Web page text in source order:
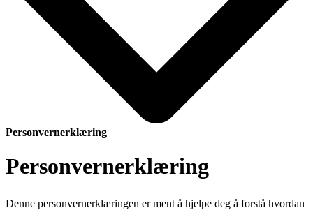
Personvernerklæring
Personvernerklæring
Denne personvernerklæringen er ment å hjelpe deg å forstå hvordan